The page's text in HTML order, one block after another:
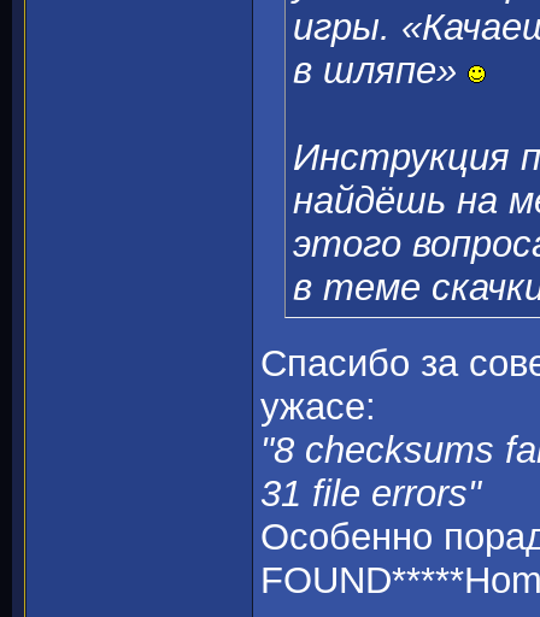
игры.
в шляпе»
Инструкция
найдёшь на
этого
в теме
Спасибо за
ужасе:
"8 checksums
31 file errors"
Особенно